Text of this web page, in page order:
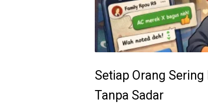
Setiap Orang
Tanpa Sadar